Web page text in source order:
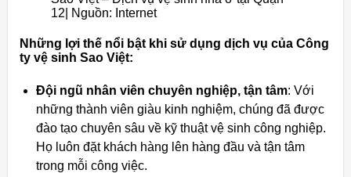
12| Nguồn: Internet
Những lợi thế nổi bật khi sử dụng dịch vụ của Công
ty vệ sinh Sao Việt:
Đội ngũ nhân viên chuyên nghiệp, tận tâm: Với
những thành viên giàu kinh nghiệm, chúng đã được
đào tạo chuyên sâu về kỹ thuật vệ sinh công nghiệp.
Họ luôn đặt khách hàng lên hàng đầu và tận tâm
trong mỗi công việc.